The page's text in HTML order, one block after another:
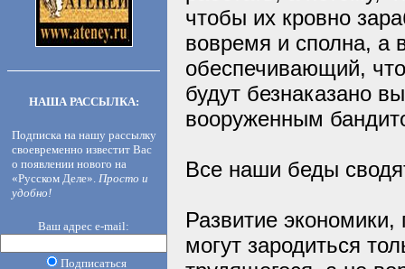
НАША РАССЫЛКА:
Подписка на нашу рассылку
своевременно известит Вас
о появлении нового на
«Русском Деле». Просто и
удобно!
Ваш адрес e-mail:
Подписаться
чтобы их кровно
вовремя и сполна, а
обеспечивающий,
будут безнаказано
вооруженным
Все наши беды
Развитие
могут зародиться